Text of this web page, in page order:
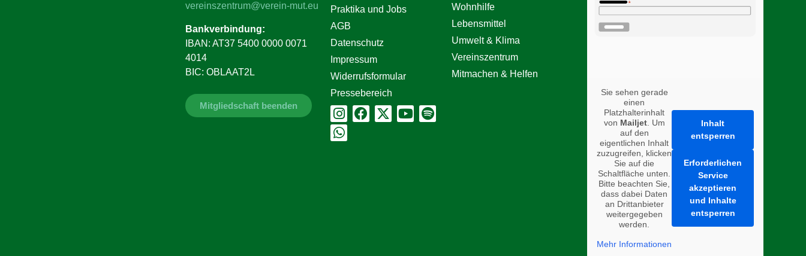
vereinszentrum@verein-mut.eu
Bankverbindung:
IBAN: AT37 5400 0000 0071
4014
BIC: OBLAAT2L
Mitgliedschaft beenden
Praktika und Jobs
AGB
Datenschutz
Impressum
Widerrufsformular
Pressebereich
Wohnhilfe
Lebensmittel
Umwelt & Klima
Vereinszentrum
Mitmachen & Helfen
Sie sehen gerade
einen
Platzhalterinhalt
von Mailjet. Um
auf den
eigentlichen Inhalt
zuzugreifen, klicken
Sie auf die
Schaltfläche unten.
Bitte beachten Sie,
dass dabei Daten
an Drittanbieter
weitergegeben
werden.
Mehr Informationen
Inhalt
entsperren
Erforderlichen
Service
akzeptieren
und Inhalte
entsperren